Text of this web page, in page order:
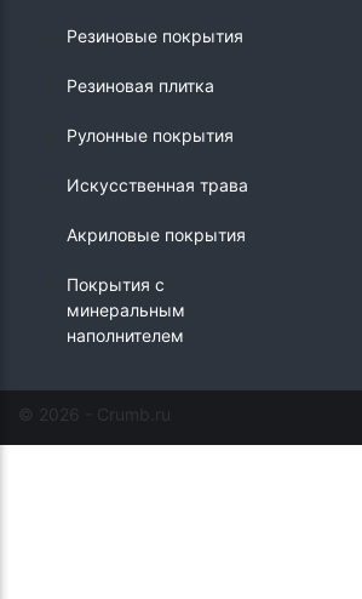
Резиновые покрытия
Резиновая плитка
Рулонные покрытия
Искусственная трава
Акриловые покрытия
Покрытия с
минеральным
наполнителем
© 2026 - Crumb.ru